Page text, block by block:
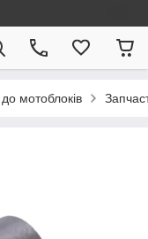
мотоблоків